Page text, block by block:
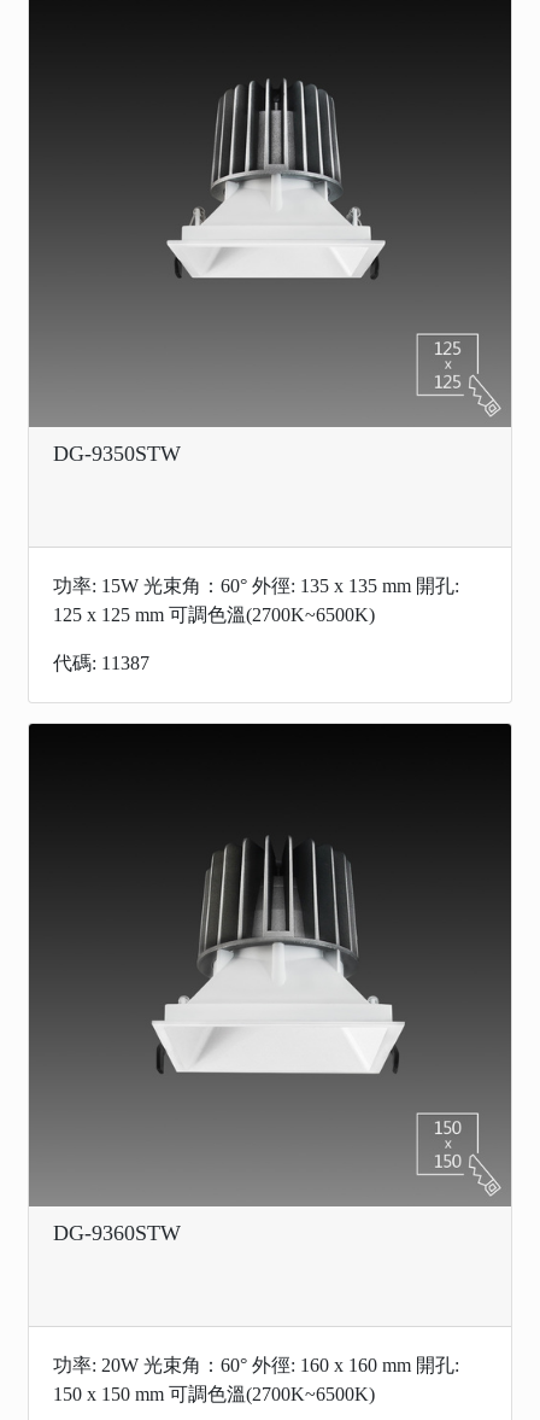
DG-9350STW
功率: 15W 光束角：60° 外徑: 135 x 135 mm 開孔:
125 x 125 mm 可調色溫(2700K~6500K)
代碼: 11387
DG-9360STW
功率: 20W 光束角：60° 外徑: 160 x 160 mm 開孔:
150 x 150 mm 可調色溫(2700K~6500K)